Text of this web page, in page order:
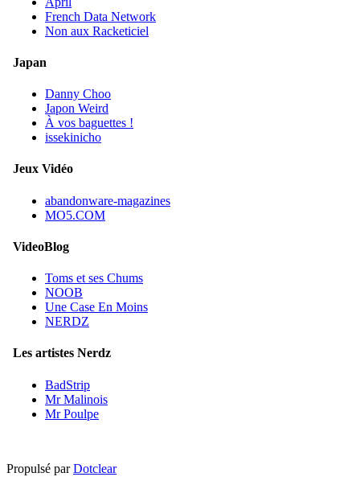
French Data Network
Non aux Racketiciel
Japan
Danny Choo
Japon Weird
À vos baguettes !
issekinicho
Jeux Vidéo
abandonware-magazines
MO5.COM
VideoBlog
Toms et ses Chums
NOOB
Une Case En Moins
NERDZ
Les artistes Nerdz
BadStrip
Mr Malinois
Mr Poulpe
Propulsé parDotclear